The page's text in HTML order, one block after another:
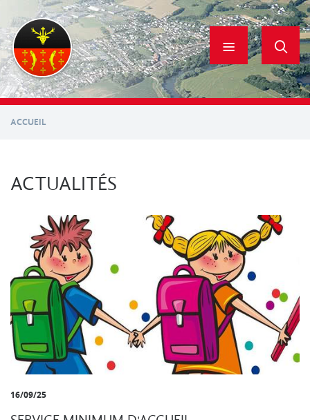
contenu
principal
ACCUEIL
ACTUALITÉS
16/09/25